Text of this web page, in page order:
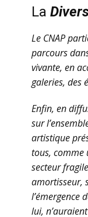
La
Le CNAP
parcours
vivante, en
galeries, des
Enfin, en
sur
artistique
tous, comme
secteur
amortisseur,
l’émergence
lui,